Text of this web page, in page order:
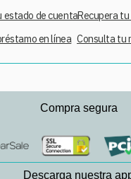
estado de cuenta
en línea
Recupera
Consulta tu
Compra segura
Descarga nuestra